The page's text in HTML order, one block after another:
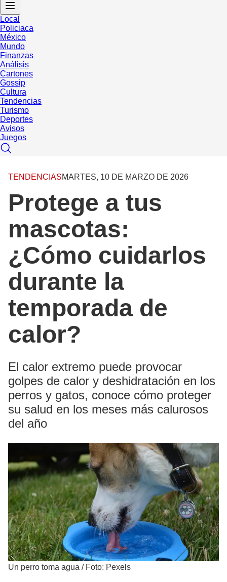
Local
Policiaca
México
Mundo
Finanzas
Análisis
Cartones
Gossip
Cultura
Tendencias
Turismo
Deportes
Avisos
Juegos
TENDENCIASMARTES, 10 DE MARZO DE 2026
Protege a tus
mascotas:
¿Cómo cuidarlos
durante la
temporada de
calor?
El calor extremo puede provocar
golpes de calor y deshidratación en los
perros y gatos, conoce cómo proteger
su salud en los meses más calurosos
del año
Un perro toma agua / Foto: Pexels